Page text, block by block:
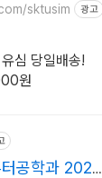
sktusim 광고
심 당일배송!
원
공학과 2026